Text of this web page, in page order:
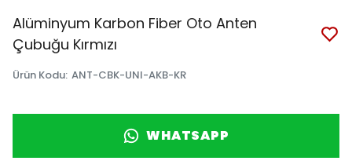
Alüminyum Karbon Fiber Oto Anten
Çubuğu Kırmızı
Ürün Kodu: ANT-CBK-UNI-AKB-KR
WHATSAPP